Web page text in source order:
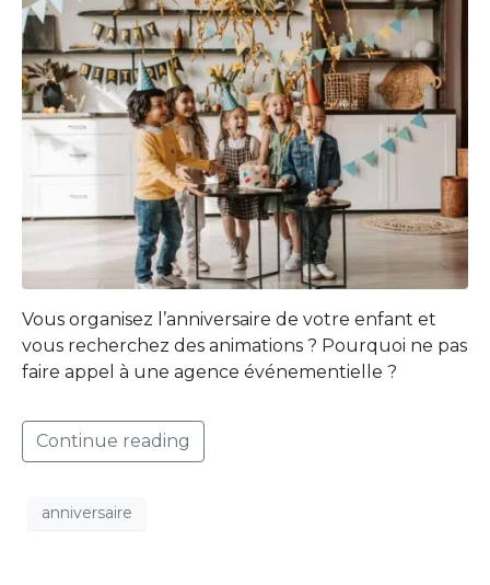
Vous organisez l’anniversaire de votre enfant et
vous recherchez des animations ? Pourquoi ne pas
faire appel à une agence événementielle ?
Continue reading
anniversaire